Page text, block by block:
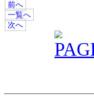
前へ
一覧へ
次へ